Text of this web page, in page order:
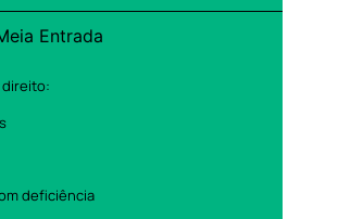
Entrada
direito:
deficiência